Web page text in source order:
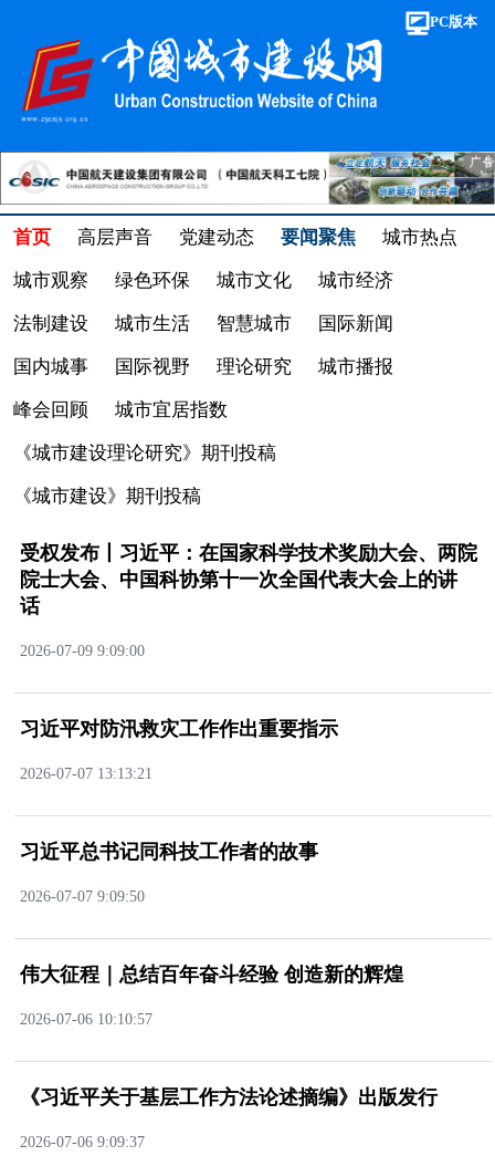
PC版本
首页 高层声音 党建动态 要闻聚焦 城市热点
城市观察 绿色环保 城市文化 城市经济
法制建设 城市生活 智慧城市 国际新闻
国内城事 国际视野 理论研究 城市播报
峰会回顾 城市宜居指数
《城市建设理论研究》期刊投稿
《城市建设》期刊投稿
受权发布丨习近平：在国家科学技术奖励大会、两院
院士大会、中国科协第十一次全国代表大会上的讲
话
2026-07-099:09:00
习近平对防汛救灾工作作出重要指示
2026-07-0713:13:21
习近平总书记同科技工作者的故事
2026-07-079:09:50
伟大征程｜总结百年奋斗经验创造新的辉煌
2026-07-0610:10:57
《习近平关于基层工作方法论述摘编》出版发行
2026-07-069:09:37